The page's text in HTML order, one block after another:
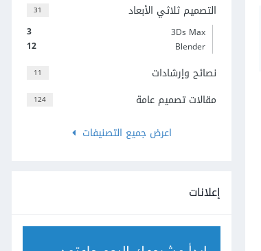
31 التصميم ثلاثي الأبعاد
3
3Ds Max
12
Blender
11 نصائح وإرشادات
124
مقالات تصميم عامة
اعرض جميع التصنيفات
إعلانات